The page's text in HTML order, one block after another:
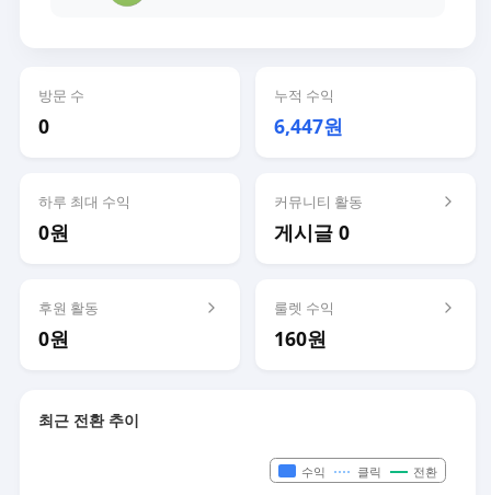
방문 수
0
누적 수익
6,447원
하루 최대 수익
0원
커뮤니티 활동
게시글 0
후원 활동
0원
룰렛 수익
160원
최근 전환 추이